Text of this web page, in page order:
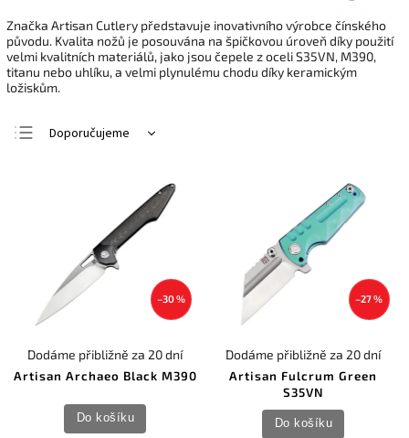
Značka Artisan Cutlery představuje inovativního výrobce čínského
původu. Kvalita nožů je posouvána na špičkovou úroveň díky použití
velmi kvalitních materiálů, jako jsou čepele z oceli S35VN, M390,
titanu nebo uhlíku, a velmi plynulému chodu díky keramickým
ložiskům.
Doporučujeme
Nejprodávanější
Abecedně
–30 %
Artisan Archaeo Black M390
Dodáme přibližně za 20 dní
Do košíku
–27 %
Artisan Fulcrum Green
S35VN
Dodáme přibližně za 20 dní
Do košíku